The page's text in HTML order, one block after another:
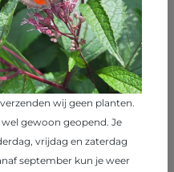
wij geen planten.
gewoon geopend. Je
vrijdag en zaterdag
september kun je weer